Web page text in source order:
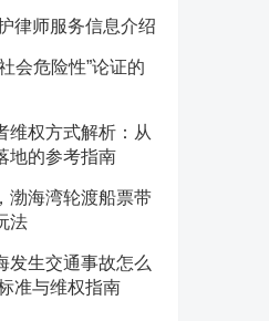
律师服务信息介绍
会危险性”论证的
维权方式解析：从
地的参考指南
渤海湾轮渡船票带
法
发生交通事故怎么
准与维权指南